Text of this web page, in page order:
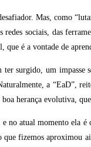
Mas, como
redes sociais, das
que é a vontade de
surgido, um impasse
a “EaD”,
herança evolutiva,
no atual momento ela
que fizemos aproximou